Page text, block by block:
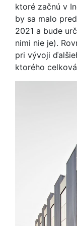
ktoré začnú v
by sa malo
2021 a bude
nimi nie je).
pri vývoji
ktorého